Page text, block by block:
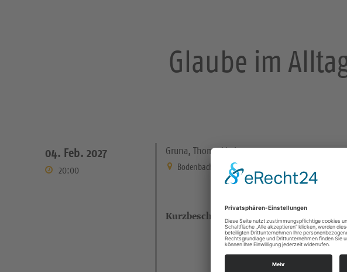
Glaube im
04. Feb. 2027
20:00
Gruna, Thomaskirche
Bodenbacher Straße 21 Dresden
Kurzbeschreibung
von
Im